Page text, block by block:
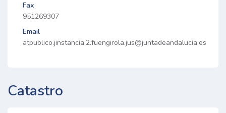
Fax
951269307
Email
atpublico.jinstancia.2.fuengirola.jus@juntadeandalucia.es
Catastro